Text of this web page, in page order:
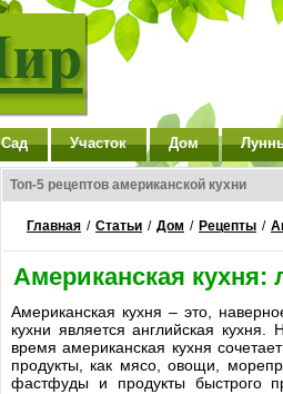
Сад Участок Дом
Топ-5 рецептов американской кухни
Главная / Статьи / Дом / Рецепты /
Американская
Американская кухня – это,
кухни является английская
время американская кухня
продукты, как мясо, овощи,
фастфуды и продукты быстрого